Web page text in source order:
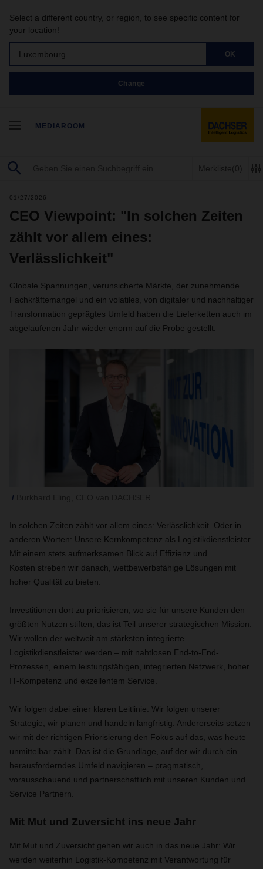
Select a different country, or region, to see specific content for
your location!
Luxembourg OK
Change
MEDIAROOM
Merkliste(0)
01/27/2026
CEO Viewpoint: "In solchen Zeiten
zählt vor allem eines:
Verlässlichkeit"
Globale Spannungen, verunsicherte Märkte, der zunehmende
Fachkräftemangel und ein volatiles, von digitaler und nachhaltiger
Transformation geprägtes Umfeld haben die Lieferketten auch im
abgelaufenen Jahr wieder enorm auf die Probe gestellt.
In solchen Zeiten zählt vor allem eines: Verlässlichkeit. Oder in
anderen Worten: Unsere Kernkompetenz als Logistikdienstleister.
Mit einem stets aufmerksamen Blick auf Effizienz und
Kosten streben wir danach, wettbewerbsfähige Lösungen mit
hoher Qualität zu bieten.
Investitionen dort zu priorisieren, wo sie für unsere Kunden den
größten Nutzen stiften, das ist Teil unserer strategischen Mission:
Wir wollen der weltweit am stärksten integrierte
Logistikdienstleister werden – mit nahtlosen End-to-End-
Prozessen, einem leistungsfähigen, integrierten Netzwerk, hoher
IT-Kompetenz und exzellentem Service.
Wir folgen dabei einer klaren Leitlinie: Wir folgen unserer
Strategie, wir planen und handeln langfristig. Andererseits setzen
wir mit der richtigen Priorisierung den Fokus auf das, was heute
unmittelbar zählt. Das ist die Grundlage, auf der wir durch ein
herausforderndes Umfeld navigieren – pragmatisch,
vorausschauend und partnerschaftlich mit unseren Kunden und
Service Partnern.
Mit Mut und Zuversicht ins neue Jahr
Mit Mut und Zuversicht gehen wir auch in das neue Jahr: Wir
werden weiterhin Logistik-Kompetenz mit Verantwortung für